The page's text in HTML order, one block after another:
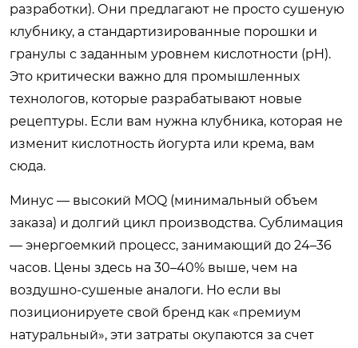
разработки). Они предлагают не просто сушеную
клубнику, а стандартизированные порошки и
гранулы с заданным уровнем кислотности (pH).
Это критически важно для промышленных
технологов, которые разрабатывают новые
рецептуры. Если вам нужна клубника, которая не
изменит кислотность йогурта или крема, вам
сюда.
Минус — высокий MOQ (минимальный объем
заказа) и долгий цикл производства. Сублимация
— энергоемкий процесс, занимающий до 24–36
часов. Цены здесь на 30–40% выше, чем на
воздушно-сушеные аналоги. Но если вы
позиционируете свой бренд как «премиум
натуральный», эти затраты окупаются за счет